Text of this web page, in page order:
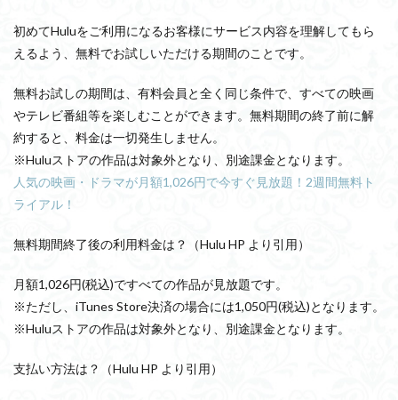
初めてHuluをご利用になるお客様にサービス内容を理解してもら
えるよう、無料でお試しいただける期間のことです。
無料お試しの期間は、有料会員と全く同じ条件で、すべての映画
やテレビ番組等を楽しむことができます。無料期間の終了前に解
約すると、料金は一切発生しません。
※Huluストアの作品は対象外となり、別途課金となります。
人気の映画・ドラマが月額1,026円で今すぐ見放題！2週間無料ト
ライアル！
無料期間終了後の利用料金は？ （Hulu HP より引用）
月額1,026円(税込)ですべての作品が見放題です。
※ただし、iTunes Store決済の場合には1,050円(税込)となります。
※Huluストアの作品は対象外となり、別途課金となります。
支払い方法は？ （Hulu HP より引用）